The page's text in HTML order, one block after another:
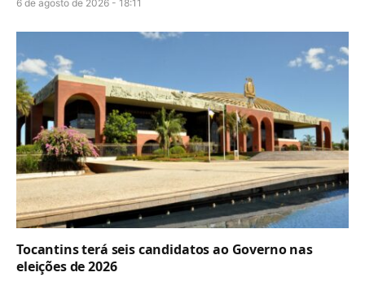
6 de agosto de 2026 - 18:11
Tocantins terá seis candidatos ao Governo nas
eleições de 2026